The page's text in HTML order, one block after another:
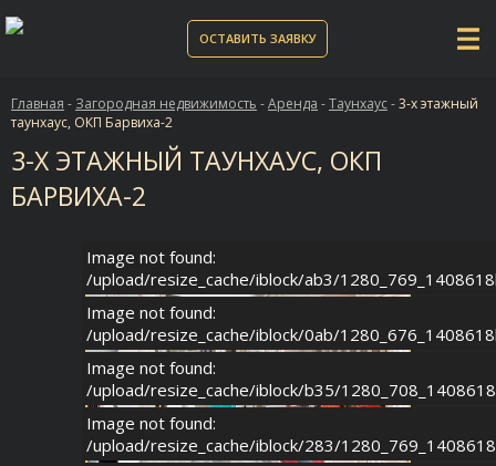
ОСТАВИТЬ ЗАЯВКУ
Главная - Загородная недвижимость -Аренда -Таунхаус-3-х этажный
таунхаус, ОКП Барвиха-2
3-Х ЭТАЖНЫЙ ТАУНХАУС, ОКП
БАРВИХА-2
Image not found:
/upload/resize_cache/iblock/ab3/
Image not found:
/upload/resize_cache/iblock/0ab/
Image not found:
/upload/resize_cache/iblock/b35/
Image not found:
/upload/resize_cache/iblock/283/